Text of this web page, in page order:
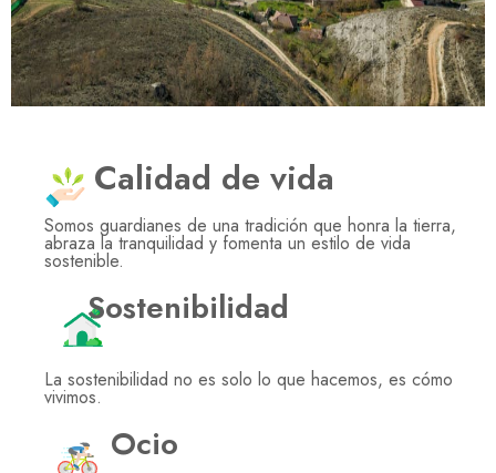
Calidad de vida
Somos guardianes de una tradición que honra la tierra,
abraza la tranquilidad y fomenta un estilo de vida
sostenible.
Sostenibilidad
La sostenibilidad no es solo lo que hacemos, es cómo
vivimos.
Ocio